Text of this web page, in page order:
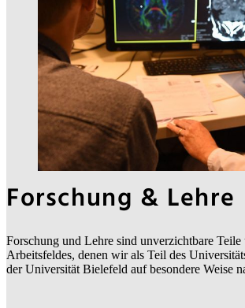
Forschung & Lehre
Forschung und Lehre sind unverzichtbare Teile
Arbeitsfeldes, denen wir als Teil des
der Universität Bielefeld auf besondere Weise